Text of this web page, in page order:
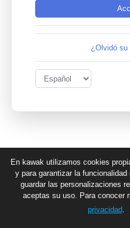
¿Olvidó su
En kawak utilizamos cookies
y para garantizar la
guardar las personalizaciones
aceptas su uso. Para conocer
privacidad.